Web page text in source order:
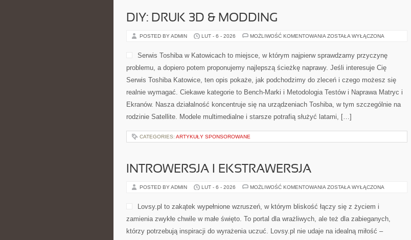
DIY: DRUK 3D & MODDING
POSTED BY ADMIN LUT - 6 - 2026 MOŻLIWOŚĆ KOMENTOWANIA DIY:
MODDING
ZOSTAŁA WYŁĄCZONA
Serwis Toshiba w Katowicach to miejsce, w którym najpierw sprawdzamy przyczynę
problemu, a dopiero potem proponujemy najlepszą ścieżkę naprawy. Jeśli interesuje Cię
Serwis Toshiba Katowice, ten opis pokaże, jak podchodzimy do zleceń i czego możesz się
realnie wymagać. Ciekawe kategorie to Bench-Marki i Metodologia Testów i Naprawa Matryc i
Ekranów. Nasza działalność koncentruje się na urządzeniach Toshiba, w tym szczególnie na
rodzinie Satellite. Modele multimedialne i starsze potrafią służyć latami, […]
CATEGORIES: ARTYKUŁY SPONSOROWANE
INTROWERSJA I EKSTRAWERSJA
POSTED BY ADMIN LUT - 6 - 2026 MOŻLIWOŚĆ KOMENTOWANIA INTROWERSJA
ZOSTAŁA WYŁĄCZONA
Lovsy.pl to zakątek wypełnione wzruszeń, w którym bliskość łączy się z życiem i
zamienia zwykłe chwile w małe święto. To portal dla wrażliwych, ale też dla zabieganych,
którzy potrzebują inspiracji do wyrażenia uczuć. Lovsy.pl nie udaje na idealną miłość –